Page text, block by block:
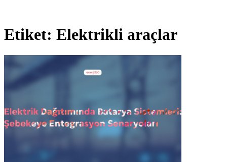
Etiket: Elektrikli araçlar